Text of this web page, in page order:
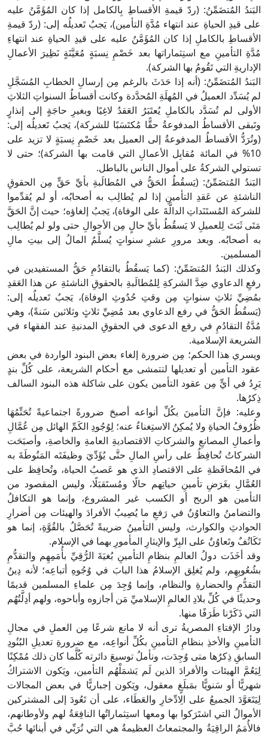
البَندُ المُتضَمِّنُ: (ردّ قيمةِ الأقساطِ بِالكامل إذا كان المُؤَمَّنُ عليه
على قيدِ الحياةِ عند انتهاء مُدَّةِ التأمين)، يَجبُ تَعديلُه إلى: (ردّ قيمةِ
الأقساطِ بالكاملِ إذا كان المُؤَمَّنُ عليه على قيدِ الحياةِ عند انتهاءِ
مُدَّةِ التأمينِ مع استِثماراتها بعد خَصْمِ نِسبَةٍ مُعَيَّنَةٍ نَظِيرَ الأعمالِ
الإداريةِ التي تَقُومُ بها الشركة).
البَندُ المُتضَمِّنُ: (أنه إذا حَدَثَ بالرغم مِن إرسالِ الخطابِ المُسَجَّلِ
لم يُسَدِّد العميلُ في المُهلَةِ المُحدَّدة وكانت أقساطُ السنواتِ الثلاثِ
الأولى لم تُسَدَّد بالكاملِ يُعتَبَرُ العَقدُ لاغِيًا وبغيرِ حاجَةٍ إلى إنذارٍ
وتَبقى الأقساطُ المدفوعةُ حقًّا مُكتَسَبًا للشركة)، يَجبُ تَعديلُه إلى:
(وتُرَدُّ الأقساطُ المدفوعةُ إلى العميل بعد خَصْمِ نِسبَةٍ لا تزيد على
10% في المائة مُقابِل الأعمالِ التي قامت بها الشركة)؛ حتى لا
تستولي الشركةُ على أموال الناس بالباطل.
البَندُ المُتضَمِّنُ: (يَسقُطُ الحَقُّ في المُطالَبةِ بأيِّ حَقٍّ مِن الحقوقِ
الناشئةِ عن عَقدِ التأمينِ إذا لم يُطالِب به أصحابُه، أو لم يُقدِّموا
للشركة المُستَنَداتِ الدالَّةَ على الوفاة)، يَجبُ إلغاؤه؛ حيث إنَّ الحَقَّ
مَتَى ثَبَتَ لِلعميلِ لا يَسقُطُ بأيِّ حالٍ مِن الأحوالِ حتى ولو لم يُطالِب
به أصحابُه. وبعد مرورِ عشرِ سنواتٍ يُسلَّمُ المالُ إلى بيتِ مالِ
المسلمين.
وكذلك البَندُ المُتضَمِّنُ: (كما يَسقُطُ بالتقادُمِ حَقُّ المستفيدين في
رفعِ الدعاوي ضِدَّ الشركةِ لِلمُطالَبةِ بالحقوقِ الناشئةِ عن هذا العَقدِ
بمُضِيِّ ثلاثِ سنواتٍ مِن وقتِ حُدُوثِ الوفاة)، يَجبُ تَعديلُه إلى:
(يَسقُطُ الحَقُّ في رفع الدعاوي بعد مُضِيِّ ثلاثٍ وثلاثين سَنةً)، وهي
مُدَّةُ التقادُمِ في رفع الدعوى في الحقوقِ المدنيةِ عند الفقهاء في
الشريعة الإسلامية.
ويسري هذا الحكم؛ مِن ضرورة إلغاء بعض البنود الواردة في بعض
عقود التأمين أو تعديلها لتتمشى مع أحكام الشريعة، على كُلِّ بندٍ
يَرِدُ في أيٍّ مِن عقود التأمين يكون على شاكلة هذه البنود السالف
ذِكرُها.
وعليه: فإنَّ التأمينَ بكُلِّ أنواعه أصبحَ ضرورةً اجتماعيةً تُحَتِّمُهَا
ظُرُوفُ الحياةِ ولا يُمكِنُ الاستِغناءُ عنه؛ لِوُجُودِ الكَمِّ الهائل مِن عُمَّالِ
وأعمالِ المصانعِ والشركاتِ الاقتصاديةِ العامةِ والخاصةِ، وأصبَحَت
الشركاتُ تُحافِظُ على رأسِ المالِ حتَّى يُؤَدِّيَ وظيفَتَه المَنُوطَةَ به
في المُحافَظةِ على الاقتصادِ الذي هو عَصبُ الحياة، وتُحافِظ على
العُمَّالِ بغَرَضِ تأمينِ حياتِهم حالًا ومُستَقبَلًا، وليس المقصود من
التأمين هو الربح أو الكسب غير المشروع، وإنما هو التكافلُ
والتضامنُ والتعاوُنُ في رَفعِ ما يُصِيبُ الأفرادَ والهيئات مِن أضرارِ
الحوادثِ والكوارث، وليس التأمينُ ضريبةً تُحَصَّلُ بالقُوَّةِ، إنما هو
تَكَاتُفٌ وتَعاوُنٌ على البِرِّ والإيثارِ المأمورِ بهما في الإسلام.
وقد أخَذَت دولُ العالمِ بنظامِ التأمينِ بُغيَةَ الرُّقِيِّ بأُمَمِهِم والتقدُّمِ
بشُعُوبِهِم، ولم يُغلِق الإسلامُ هذا البابَ في وُجُوهِ أتباعِه؛ لأنه دِينُ
التقدُّمِ والحضارةِ والنظام، وإنما وُجِدَ مِن علماءِ المسلمين قديمًا
وحديثًا في كُلِّ بلادِ العالمِ الإسلاميِّ مَن أجازوه وأباحوه، ولهم أدِلَّتُهُم
التي ذَكَرْنا طَرَفًا منها.
ودارُ الإفتاءِ المصريةُ ترى أنه لا مانع شرعًا مِن العملِ في مجالِ
التأمينِ والأخذِ بنظامِ التأمينِ بكُلِّ أنواعِه، مع ضرورةِ تعديلِ البُنُودِ
السابقِ ذِكرُها متى وُجِدَت، ونأملُ توسيعَ دائرته كُلَّما كان ذلك مُمْكِنًا
لِيَعُمَّ الهيئات والأفرادَ الذين لَم يَشمَلْهُم التأمين، ويَكون الاشتراكُ
شهريًّا أو سَنويًّا بمَبلَغٍ معقول، ويَكون إجباريًّا في بعض المجالات
لِيَتَعَوَّدَ الجميعُ على الِادِّخارِ والعَطَاء، على أن تَعُودَ إلى المشتركين
الأموالُ التي اشتَرَكوا بها ومعها استِثماراتُها النافِعَةُ لهم ولأوطانهم،
فالأُمَمُ الراقِيَةُ والمجتمعاتُ العظيمةُ هي التي تُرَبِّي في أبنائها حُبَّ